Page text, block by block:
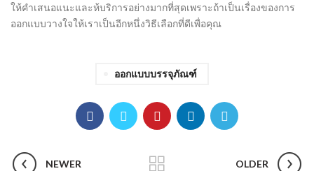
ให้คำเสนอแนะและห้บริการอย่างมากที่สุดเพราะถ้าเป็นเรื่องของการ
ออกแบบวางใจให้เราเป็นอีกหนึ่งวิธีเลือกที่ดีเพื่อคุณ
ออกแบบบรรจุภัณฑ์
NEWER OLDER